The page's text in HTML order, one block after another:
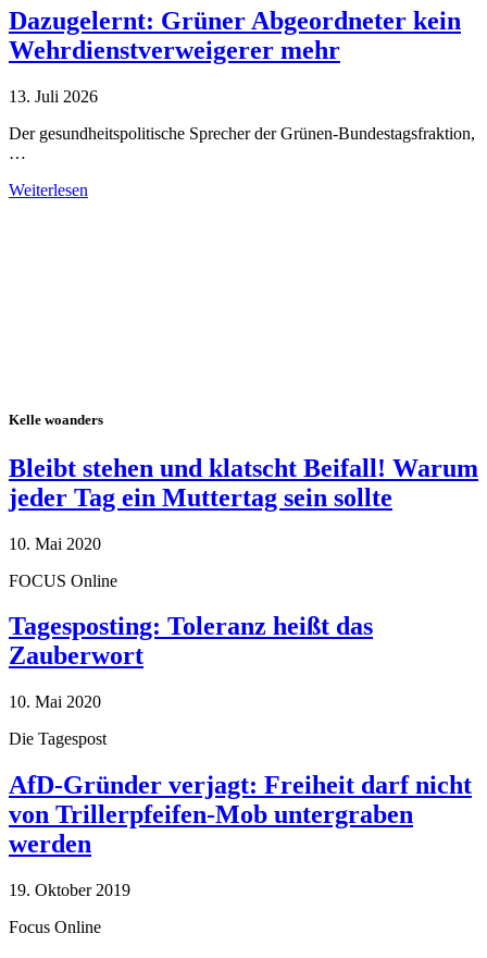
Dazugelernt: Grüner Abgeordneter kein
Wehrdienstverweigerer mehr
13. Juli 2026
Der gesundheitspolitische Sprecher der Grünen-Bundestagsfraktion,
…
Weiterlesen
Kelle woanders
Bleibt stehen und klatscht Beifall! Warum
jeder Tag ein Muttertag sein sollte
10. Mai 2020
FOCUS Online
Tagesposting: Toleranz heißt das
Zauberwort
10. Mai 2020
Die Tagespost
AfD-Gründer verjagt: Freiheit darf nicht
von Trillerpfeifen-Mob untergraben
werden
19. Oktober 2019
Focus Online